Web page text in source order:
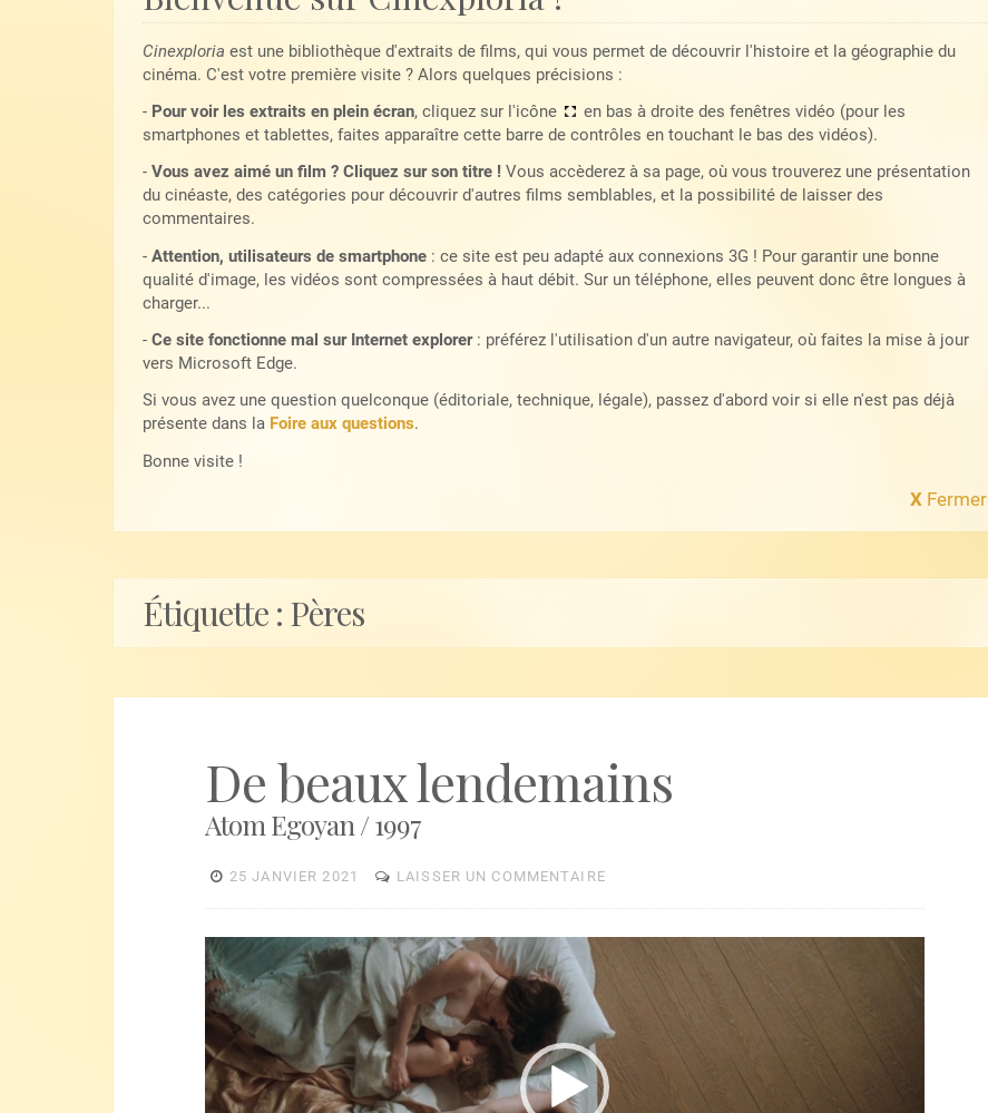
Cinexploria est une bibliothèque d'extraits de films, qui vous permet de découvrir l'histoire et la géographie du
cinéma. C'est votre première visite ? Alors quelques précisions :
- Pour voir les extraits en plein écran, cliquez sur l'icône
en bas à droite des fenêtres vidéo (pour les
smartphones et tablettes, faites apparaître cette barre de contrôles en touchant le bas des vidéos).
- Vous avez aimé un film ? Cliquez sur son titre !Vous accèderez à sa page, où vous trouverez une présentation
du cinéaste, des catégories pour découvrir d'autres films semblables, et la possibilité de laisser des
commentaires.
- Attention, utilisateurs de smartphone : ce site est peu adapté aux connexions 3G ! Pour garantir une bonne
qualité d'image, les vidéos sont compressées à haut débit. Sur un téléphone, elles peuvent donc être longues à
charger...
- Ce site fonctionne mal sur Internet explorer: préférez l'utilisation d'un autre navigateur, où faites la mise à jour
vers Microsoft Edge.
Si vous avez une question quelconque (éditoriale, technique, légale), passez d'abord voir si elle n'est pas déjà
présente dans la Foire aux questions.
Bonne visite !
XFermer
Étiquette : Pères
De beaux lendemains
Atom Egoyan / 1997
25 JANVIER 2021 LAISSER UN COMMENTAIRE
Lecteur
vidéo